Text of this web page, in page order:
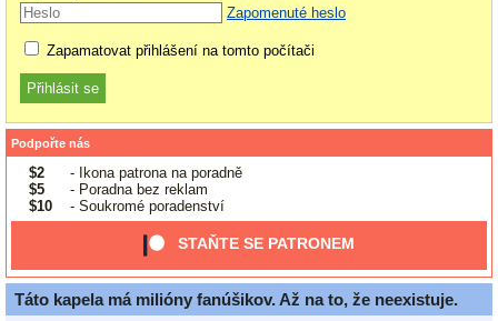
Zapomenuté heslo
Zapamatovat přihlášení na tomto počítači
Podpořte nás
$2
- Ikona patrona na poradně
$5
- Poradna bez reklam
$10
- Soukromé poradenství
STAŇTE SE PATRONEM
Táto kapela má milióny fanúšikov. Až na to, že neexistuje.